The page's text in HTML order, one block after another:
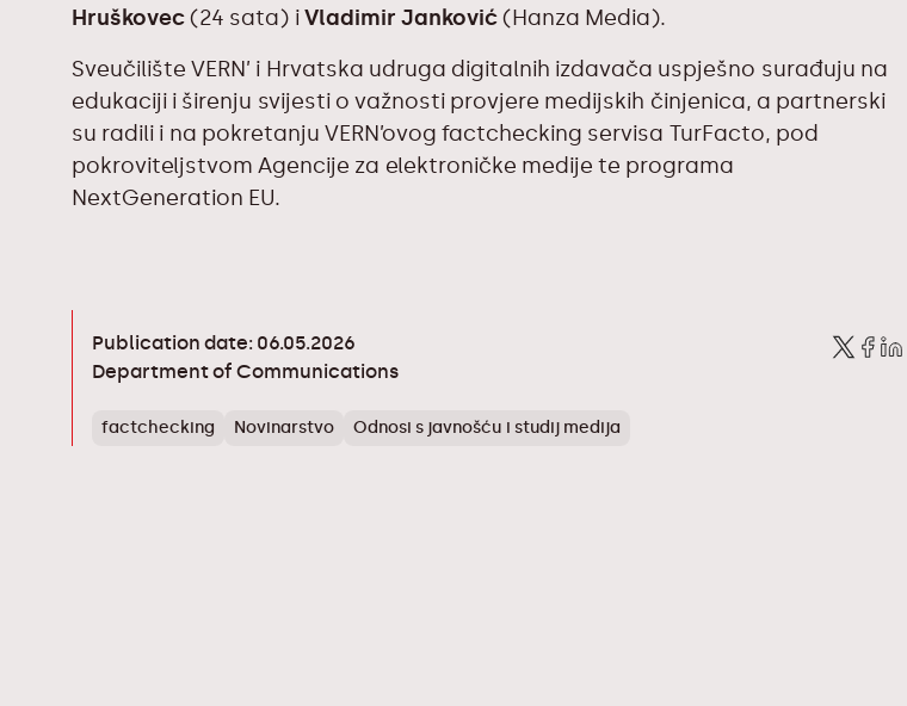
Hruškovec(24 sata) iVladimir Janković(Hanza Media).
Sveučilište VERN’ i Hrvatska udruga digitalnih izdavača uspješno surađuju na
edukaciji i širenju svijesti o važnosti provjere medijskih činjenica, a partnerski
su radili i na pokretanju VERN’ovogfactchecking servisa TurFacto, pod
pokroviteljstvom Agencije za elektroničke medije te programa
NextGeneration EU.
Publication date: 06.05.2026
Department of Communications
factchecking Novinarstvo Odnosi s javnošću i studij medija